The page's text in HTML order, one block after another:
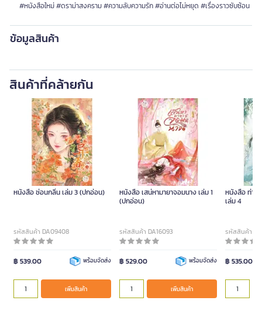
#หนังสือใหม่ #ดราม่าสงคราม #ความลับความรัก #อ่านต่อไม่หยุด #เรื่องราวซับซ้อน
ข้อมูลสินค้า
สินค้าที่คล้ายกัน
หนังสือ ซ่อนกลิ่น เล่ม 3 (ปกอ่อน)
รหัสสินค้า DA09408
฿ 539.00 พร้อมจัดส่ง
เพิ่มสินค้า
หนังสือ เสน่หามายาจอมนาง เล่ม 1
(ปกอ่อน)
รหัสสินค้า DA16093
฿ 529.00 พร้อมจัดส่ง
เพิ่มสินค้า
หนังสือ ท่าน
เล่ม 4
รหัสสินค้า
฿ 535.00